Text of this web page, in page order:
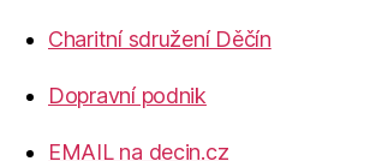
Charitní sdružení Děčín
Dopravní podnik
EMAIL na decin.cz